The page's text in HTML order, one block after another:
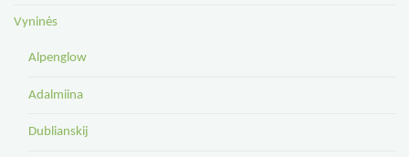
Vyninės
Alpenglow
Adalmiina
Dublianskij